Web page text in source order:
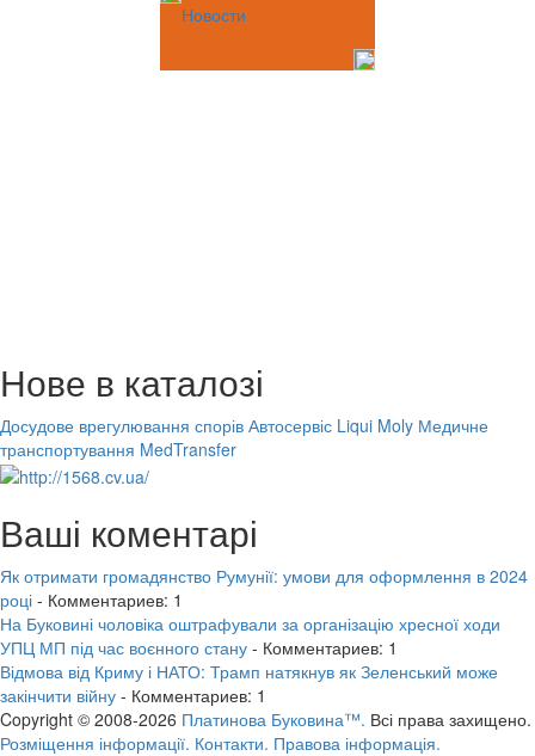
Новости
Нове в каталозі
Досудове врегулювання спорів Автосервіс Liqui Moly Медичне
транспортування MedTransfer
Ваші коментарі
Як отримати громадянство Румунії: умови для оформлення в 2024
році - Комментариев: 1
На Буковині чоловіка оштрафували за організацію хресної ходи
УПЦ МП під час воєнного стану - Комментариев: 1
Відмова від Криму і НАТО: Трамп натякнув як Зеленський може
закінчити війну - Комментариев: 1
Copyright © 2008-2026 Платинова Буковина™. Всі права захищено.
Розміщення інформації. Контакти. Правова інформація.